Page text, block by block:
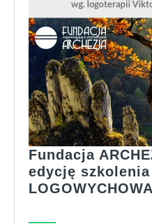
Fundacja
edycję szkolenia